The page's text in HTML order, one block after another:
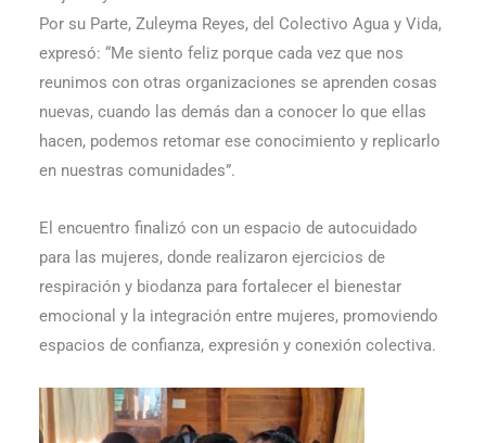
Por su Parte, Zuleyma Reyes, del Colectivo Agua y Vida,
expresó: “Me siento feliz porque cada vez que nos
reunimos con otras organizaciones se aprenden cosas
nuevas, cuando las demás dan a conocer lo que ellas
hacen, podemos retomar ese conocimiento y replicarlo
en nuestras comunidades”.
El encuentro finalizó con un espacio de autocuidado
para las mujeres, donde realizaron ejercicios de
respiración y biodanza para fortalecer el bienestar
emocional y la integración entre mujeres, promoviendo
espacios de confianza, expresión y conexión colectiva.